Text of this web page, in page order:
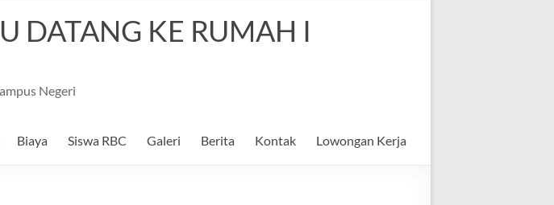
DATANG KE RUMAH I
Negeri
Biaya Siswa RBC Galeri Berita Kontak Lowongan Kerja